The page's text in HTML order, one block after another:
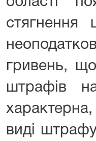
стягнення
гривень,
штрафів
виді